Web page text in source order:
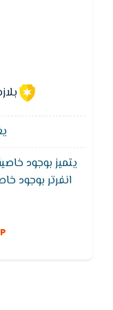
يتميز بوجود
انفرتر بوجود
العربى هو